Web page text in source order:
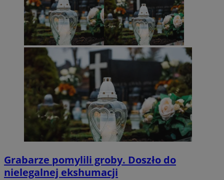
Grabarze pomylili groby. Doszło do
nielegalnej ekshumacji